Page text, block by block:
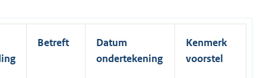
Betreft
Datum
ondertekening
Kenmerk
voorstel